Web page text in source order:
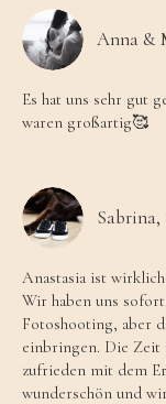
Anna &
Es hat uns sehr gut
waren großartig🥰
Anastasia ist
Wir haben uns
Fotoshooting, aber
einbringen. Die Zeit
zufrieden mit dem
wunderschön und